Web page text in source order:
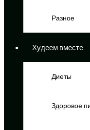
Разное
Худеем вместе
Диеты
Здоровое